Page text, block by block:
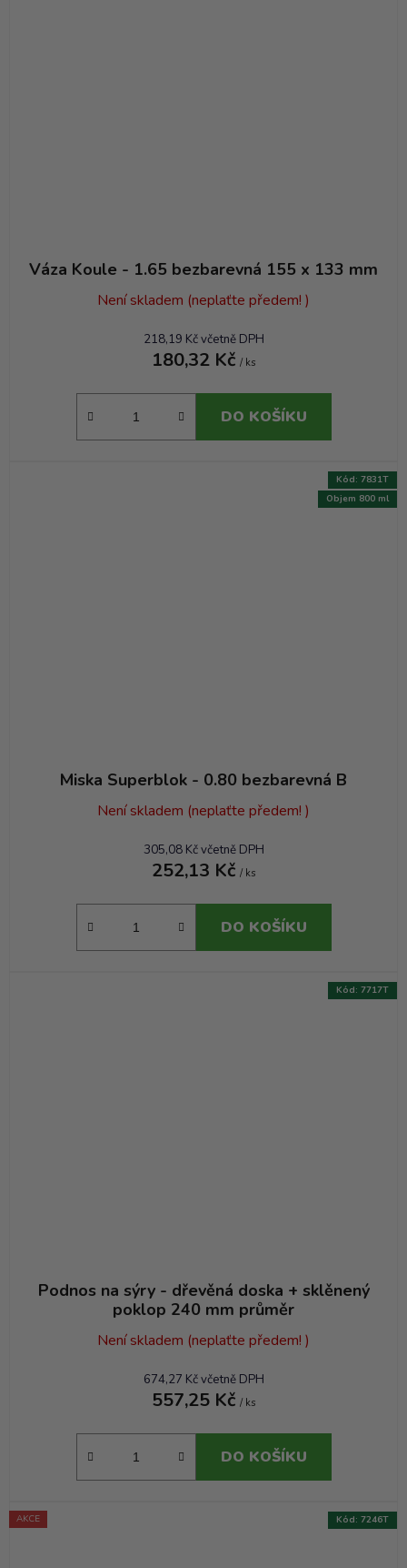
Váza Koule - 1.65 bezbarevná 155 x 133 mm
Není skladem (neplaťte předem! )
218,19 Kč včetně DPH
180,32 Kč / ks
DO KOŠÍKU
Miska Superblok - 0.80 bezbarevná B
Není skladem (neplaťte předem! )
305,08 Kč včetně DPH
252,13 Kč / ks
DO KOŠÍKU
Objem 800 ml
Kód: 7831T
Podnos na sýry - dřevěná doska + sklěnený
poklop 240 mm průměr
Není skladem (neplaťte předem! )
674,27 Kč včetně DPH
557,25 Kč / ks
DO KOŠÍKU
Kód: 7717T
AKCE Kód: 7246T